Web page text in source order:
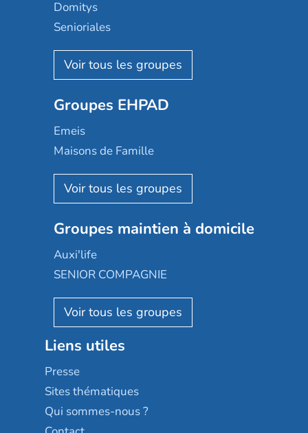
Domitys
Senioriales
Nohée
Les Résidentiels
Mobicap
Domusvi
Happy Senior
Aquarelia
Nexity edenea
Les jardins d'Arcadie
Occitalia
Appartseniors
Reseda
Stella management
Les villages d'or
Sérénys
Résidences services Villa Médicis
Groupes EHPAD
Emeis
Maisons de Famille
Korian
Emera
Groupe SOS
Le Noble Âge
Almage
Résidalya
Groupe aplus
Groupes maintien à domicile
Auxi'life
SENIOR COMPAGNIE
AGE D'OR Services
Liens utiles
Presse
Sites thématiques
Qui sommes-nous ?